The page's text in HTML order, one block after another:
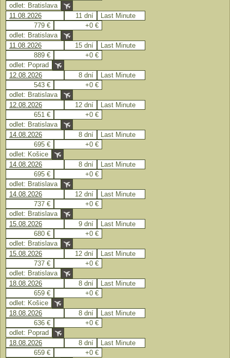
odlet: Bratislava
11.08.2026
11 dní
Last Minute
779 €
+0 €
odlet: Bratislava
11.08.2026
15 dní
Last Minute
889 €
+0 €
odlet: Poprad
12.08.2026
8 dní
Last Minute
543 €
+0 €
odlet: Bratislava
12.08.2026
12 dní
Last Minute
651 €
+0 €
odlet: Bratislava
14.08.2026
8 dní
Last Minute
695 €
+0 €
odlet: Košice
14.08.2026
8 dní
Last Minute
695 €
+0 €
odlet: Bratislava
14.08.2026
12 dní
Last Minute
737 €
+0 €
odlet: Bratislava
15.08.2026
9 dní
Last Minute
680 €
+0 €
odlet: Bratislava
15.08.2026
12 dní
Last Minute
737 €
+0 €
odlet: Bratislava
18.08.2026
8 dní
Last Minute
659 €
+0 €
odlet: Košice
18.08.2026
8 dní
Last Minute
636 €
+0 €
odlet: Poprad
18.08.2026
8 dní
Last Minute
659 €
+0 €